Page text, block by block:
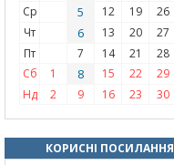
Ср
5 12 19
26
Чт
6 13 20
27
Пт
7 14 21
28
Сб
1 8 15 22
29
Нд
2 9 16 23 30
КОРИСНІ ПОСИЛАННЯ